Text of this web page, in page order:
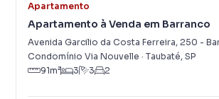
Apartamento
Apartamento à Venda em Barranco
Avenida Garcilio da Costa Ferreira, 250 -
Condomínio Via Nouvelle · Taubaté, SP
91m² 3 3 2